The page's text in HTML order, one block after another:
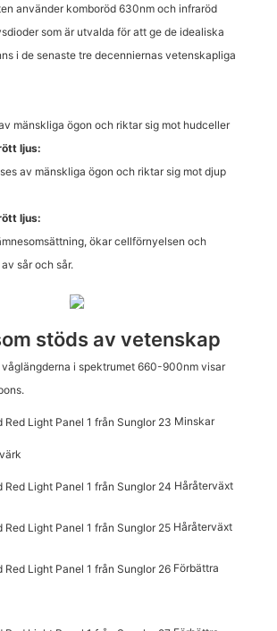
använder komboröd 630nm och infraröd
som är utvalda för att ge de idealiska
i de senaste tre decenniernas vetenskapliga
mänskliga ögon och riktar sig mot hudceller
ljus:
av mänskliga ögon och riktar sig mot djup
ljus:
ökar cellförnyelsen och
sår och sår.
stöds av vetenskap
i spektrumet 660-900nm visar
Minskar
Håråterväxt
Håråterväxt
Förbättra